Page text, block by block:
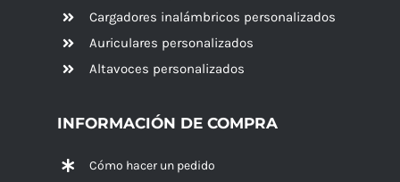
Cargadores inalámbricos personalizados
Auriculares personalizados
Altavoces personalizados
INFORMACIÓN DE COMPRA
Cómo hacer un pedido